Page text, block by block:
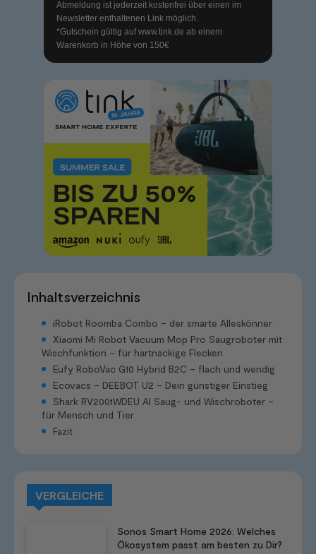
Abmeldung ist jederzeit kostenfrei über einen im
Newsletter enthaltenen Link möglich.
*Gutschein gültig aufwww.tink.de ab einem
Warenkorb in Höhe von 150€
Inhaltsverzeichnis
iRobot Roomba Combo – der smarte Alleskönner
Xiaomi Mi Robot Vacuum Mop Pro Saugroboter mit
Wischfunktion – für hartnäckige Flecken
Eufy RoboVac G10 Hybrid B2C – flach und wendig
Ecovacs – DEEBOT U2 – Dein günstiger Einstieg
Shark RV2001WDEU AI Saug- und Wischroboter –
für Mensch und Tier
Fazit
VERGLEICHE
Sonos Smart Home 2026: Welches
Ökosystem passt am besten zu Dir?